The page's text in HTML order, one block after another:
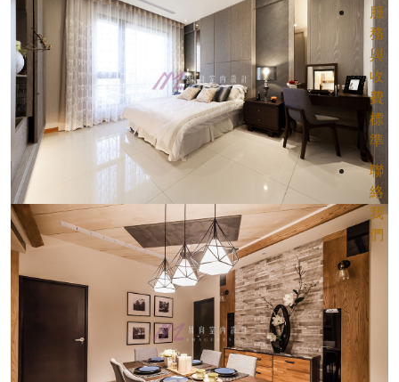
服
務
與
收
費
標
準
聯
絡
我
們